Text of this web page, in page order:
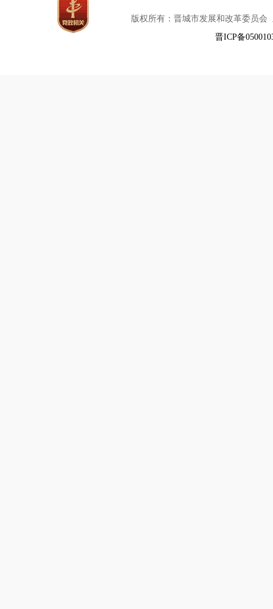
版权所有：晋城市发展和改革委员会
晋ICP备